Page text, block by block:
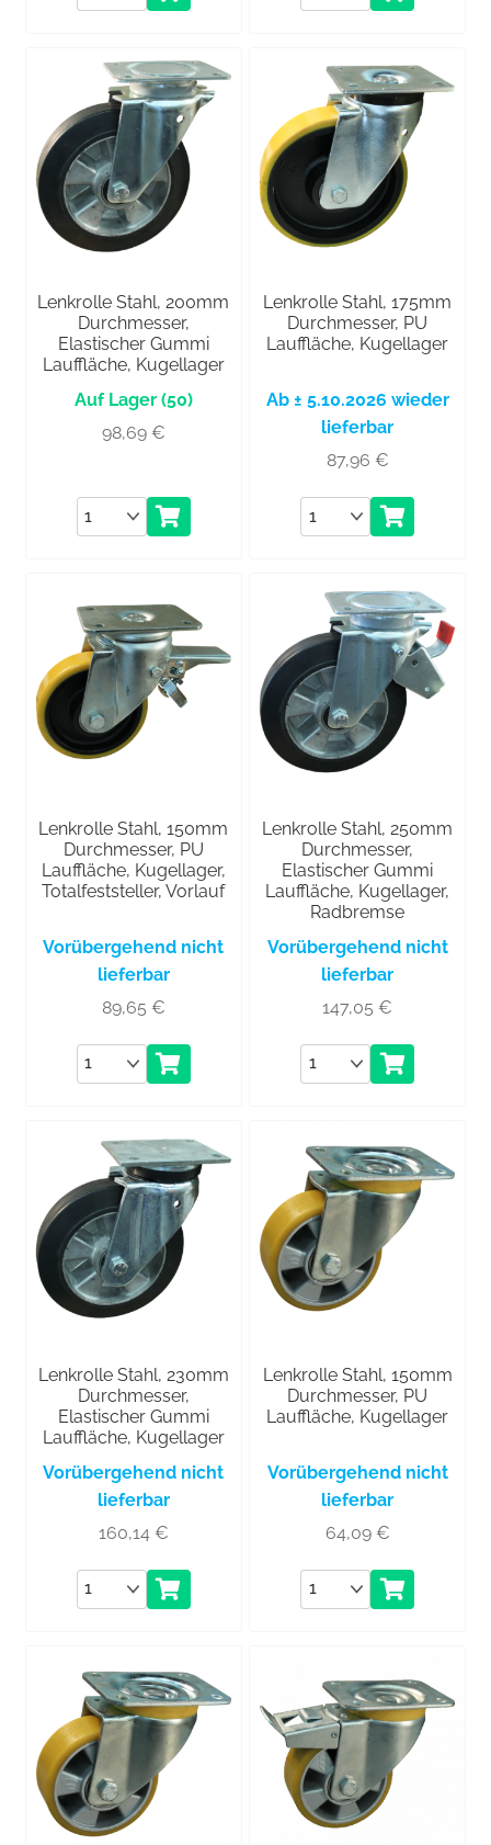
Lenkrolle Stahl, 200mm
Durchmesser,
Elastischer Gummi
Lauffläche, Kugellager
(50)
98,69 €
Anzahl
Lenkrolle Stahl, 175mm
Durchmesser, PU
Lauffläche, Kugellager
Ab ± 5.10.2026 wieder
lieferbar
87,96 €
Anzahl
Lenkrolle Stahl, 150mm
Durchmesser, PU
Lauffläche, Kugellager,
Totalfeststeller, Vorlauf
Vorübergehend nicht
lieferbar
89,65 €
Anzahl
Lenkrolle Stahl, 250mm
Durchmesser,
Elastischer Gummi
Lauffläche, Kugellager,
Radbremse
Vorübergehend nicht
lieferbar
147,05€
Anzahl
Lenkrolle Stahl, 230mm
Durchmesser,
Elastischer Gummi
Lauffläche, Kugellager
Vorübergehend nicht
lieferbar
160,14 €
Anzahl
Lenkrolle Stahl, 150mm
Durchmesser, PU
Lauffläche, Kugellager
Vorübergehend nicht
lieferbar
64,09 €
Anzahl